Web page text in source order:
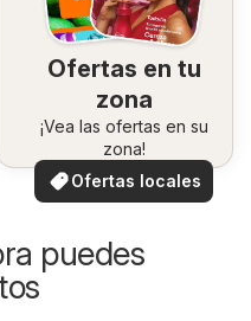
Ofertas en tu
zona
¡Vea las ofertas en su
zona!
Ofertas locales
puedes